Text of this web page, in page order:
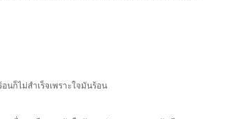
ก็ไม่สำเร็จเพราะใจมันร้อน